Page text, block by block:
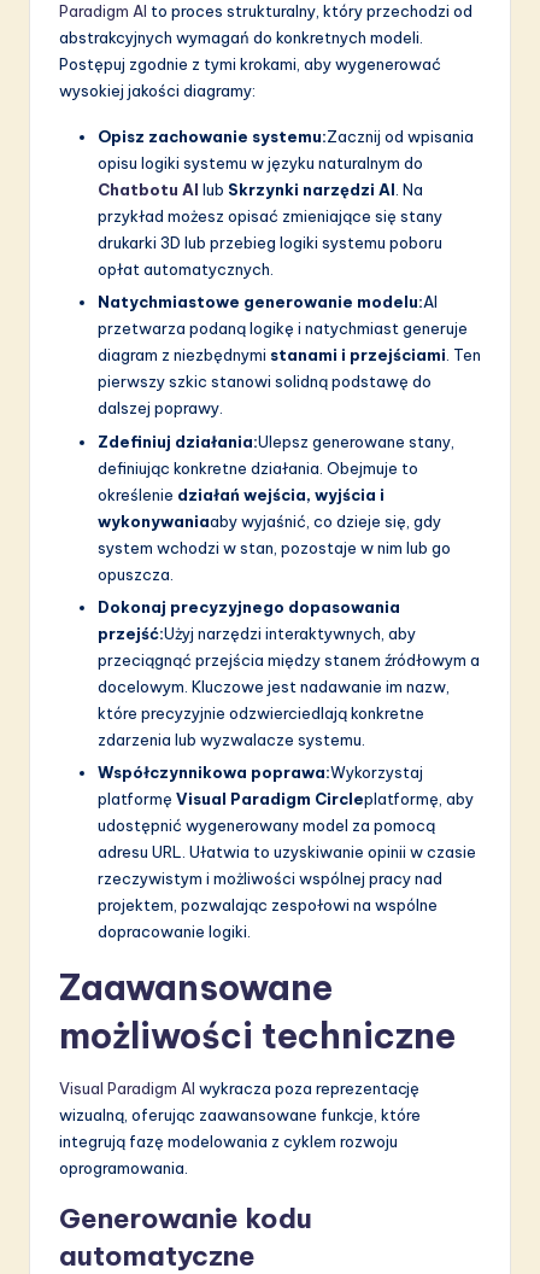
Paradigm AI to proces strukturalny, który przechodzi od
abstrakcyjnych wymagań do konkretnych modeli.
Postępuj zgodnie z tymi krokami, aby wygenerować
wysokiej jakości diagramy:
Opisz zachowanie systemu:Zacznij od wpisania
opisu logiki systemu w języku naturalnym do
Chatbotu AI lub Skrzynki narzędzi AI. Na
przykład możesz opisać zmieniające się stany
drukarki 3D lub przebieg logiki systemu poboru
opłat automatycznych.
Natychmiastowe generowanie modelu:AI
przetwarza podaną logikę i natychmiast generuje
diagram z niezbędnymi stanami i przejściami. Ten
pierwszy szkic stanowi solidną podstawę do
dalszej poprawy.
Zdefiniuj działania:Ulepsz generowane stany,
definiując konkretne działania. Obejmuje to
określenie działań wejścia, wyjścia i
wykonywaniaaby wyjaśnić, co dzieje się, gdy
system wchodzi w stan, pozostaje w nim lub go
opuszcza.
Dokonaj precyzyjnego dopasowania
przejść:Użyj narzędzi interaktywnych, aby
przeciągnąć przejścia między stanem źródłowym a
docelowym. Kluczowe jest nadawanie im nazw,
które precyzyjnie odzwierciedlają konkretne
zdarzenia lub wyzwalacze systemu.
Współczynnikowa poprawa:Wykorzystaj
platformę Visual Paradigm Circleplatformę, aby
udostępnić wygenerowany model za pomocą
adresu URL. Ułatwia to uzyskiwanie opinii w czasie
rzeczywistym i możliwości wspólnej pracy nad
projektem, pozwalając zespołowi na wspólne
dopracowanie logiki.
Zaawansowane
możliwości techniczne
Visual Paradigm AI wykracza poza reprezentację
wizualną, oferując zaawansowane funkcje, które
integrują fazę modelowania z cyklem rozwoju
oprogramowania.
Generowanie kodu
automatyczne